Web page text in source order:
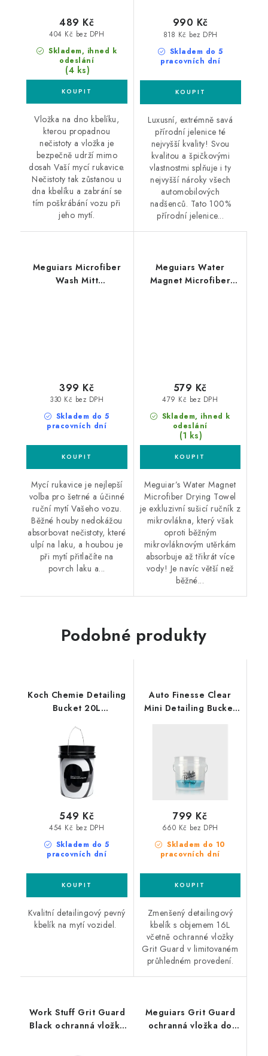
Skladem, ihned k
odeslání
(4 ks)
404 Kč bez DPH
489 Kč
Vložka na dno kbelíku,
kterou propadnou
nečistoty a vložka je
bezpečně udrží mimo
dosah Vaší mycí rukavice.
Nečistoty tak zůstanou u
dna kbelíku a zabrání se
tím poškrábání vozu při
jeho mytí.
Skladem do 5
pracovních dní
818 Kč bez DPH
990 Kč
Luxusní, extrémně savá
přírodní jelenice té
nejvyšší kvality! Svou
kvalitou a špičkovými
vlastnostmi splňuje i ty
nejvyšší nároky všech
automobilových
nadšenců. Tato 100%
přírodní jelenice...
Meguiars Microfiber
Wash Mitt
Skladem do 5
pracovních dní
330 Kč bez DPH
399 Kč
Mycí rukavice je nejlepší
volba pro šetrné a účinné
ruční mytí Vašeho vozu.
Běžné houby nedokážou
absorbovat nečistoty, které
ulpí na laku, a houbou je
při mytí přitlačíte na
povrch laku a...
Meguiars Water
Magnet Microfiber
Skladem, ihned k
odeslání
(1 ks)
479 Kč bez DPH
579 Kč
Meguiar’s Water Magnet
Microfiber Drying Towel
je exkluzivní sušicí ručník z
mikrovlákna, který však
oproti běžným
mikrovláknovým utěrkám
absorbuje až třikrát více
vody! Je navíc větší než
běžné...
Podobné produkty
Koch Chemie Detailing
Bucket 20L
Skladem do 5
pracovních dní
454 Kč bez DPH
549 Kč
Kvalitní detailingový pevný
kbelík na mytí vozidel.
Auto Finesse Clear
Mini Detailing Bucket
Skladem do 10
pracovních dní
660 Kč bez DPH
799 Kč
Zmenšený detailingový
kbelík s objemem 16L
včetně ochranné vložky
Grit Guard v limitovaném
průhledném provedení.
Work Stuff Grit Guard
Black ochranná vložka
Meguiars Grit Guard
ochranná vložka do